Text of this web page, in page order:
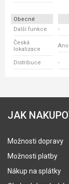
Obecné
Další funkce
-
Česká
lokalizace
Ano
Distribuce -
JAK
Možnosti dopravy
Možnosti platby
Nákup na splátky